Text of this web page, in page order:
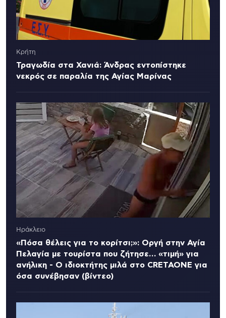
Κρήτη
Τραγωδία στα Χανιά: Άνδρας εντοπίστηκε
νεκρός σε παραλία της Αγίας Μαρίνας
Ηράκλειο
«Πόσα θέλεις για το κορίτσι;»: Οργή στην Αγία
Πελαγία με τουρίστα που ζήτησε… «τιμή» για
ανήλικη - Ο ιδιοκτήτης μιλά στο CRETAONE για
όσα συνέβησαν (βίντεο)